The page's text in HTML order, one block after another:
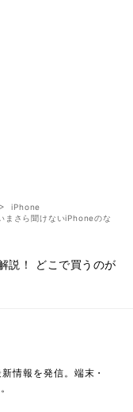
iPhone
まさら聞けないiPhoneのな
説！ どこで買うのが
情報を発信。端末・